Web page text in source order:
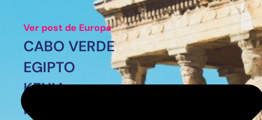
Ver post de Europa
CABO VERDE
EGIPTO
KENIA
MARRUECOS